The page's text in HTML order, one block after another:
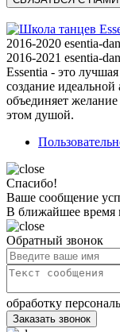
2016-2020 esentia-
2016-2021 esentia-
Essentia - это
создание
объединяет
этом душой.
Спасибо!
Ваше сообщение
В ближайшее
Обратный звонок
обработку
Заказать звонок